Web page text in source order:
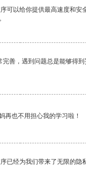
可以给你提供最高速度和安
完善，遇到问题总是能够得
再也不用担心我的学习啦！
已经为我们带来了无限的隐